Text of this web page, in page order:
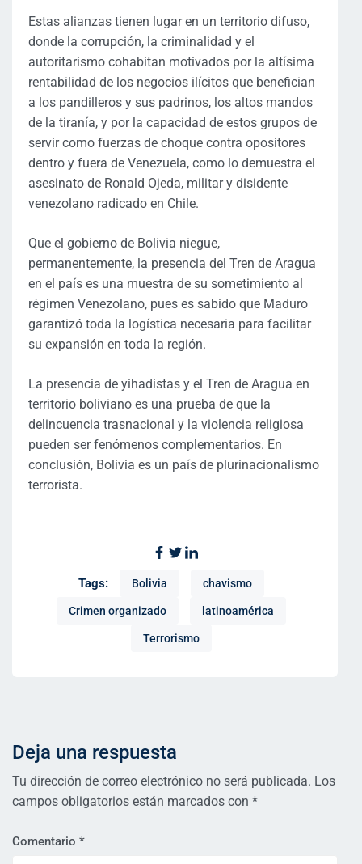
Estas alianzas tienen lugar en un territorio difuso,
donde la corrupción, la criminalidad y el
autoritarismo cohabitan motivados por la altísima
rentabilidad de los negocios ilícitos que benefician
a los pandilleros y sus padrinos, los altos mandos
de la tiranía, y por la capacidad de estos grupos de
servir como fuerzas de choque contra opositores
dentro y fuera de Venezuela, como lo demuestra el
asesinato de Ronald Ojeda, militar y disidente
venezolano radicado en Chile.
Que el gobierno de Bolivia niegue,
permanentemente, la presencia del Tren de Aragua
en el país es una muestra de su sometimiento al
régimen Venezolano, pues es sabido que Maduro
garantizó toda la logística necesaria para facilitar
su expansión en toda la región.
La presencia de yihadistas y el Tren de Aragua en
territorio boliviano es una prueba de que la
delincuencia trasnacional y la violencia religiosa
pueden ser fenómenos complementarios. En
conclusión, Bolivia es un país de plurinacionalismo
terrorista.
Tags: Bolivia chavismo
Crimen organizado latinoamérica
Terrorismo
Deja una respuesta
Tu dirección de correo electrónico no será publicada. Los
campos obligatorios están marcados con *
Comentario *